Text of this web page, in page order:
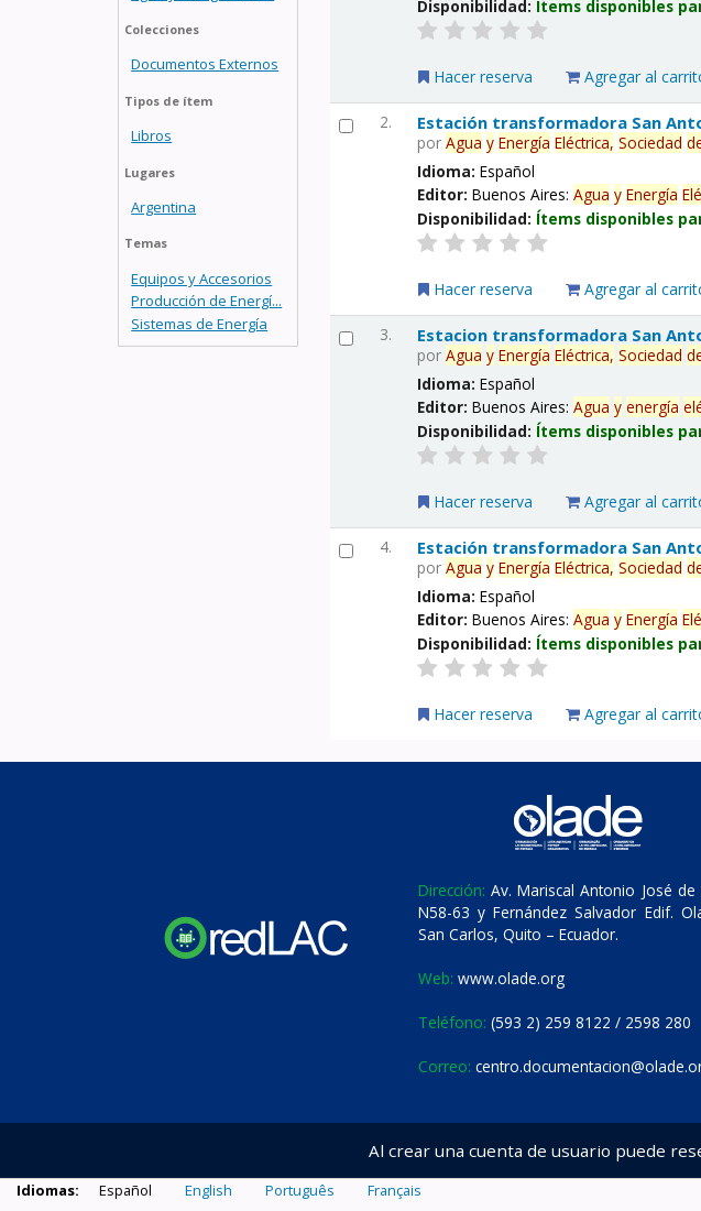
Colecciones
Documentos Externos
Tipos de ítem
Libros
Lugares
Argentina
Temas
Equipos y Accesorios
Producción de Energí...
Sistemas de Energía
Disponibilidad: Ítems disponibles
Hacer reserva Agregar al
2. Estación transformadora San
porAgua y Energía Eléctrica, Sociedad
Idioma:Español
Editor:Buenos Aires:Agua y Energía
Disponibilidad: Ítems disponibles
Hacer reserva Agregar al
3. Estacion transformadora San
porAgua y Energía Eléctrica, Sociedad
Idioma:Español
Editor:Buenos Aires:Agua y energía
Disponibilidad: Ítems disponibles
Hacer reserva Agregar al
4. Estación transformadora San
porAgua y Energía Eléctrica, Sociedad
Idioma:Español
Editor:Buenos Aires:Agua y Energía
Disponibilidad: Ítems disponibles
Hacer reserva Agregar al
Dirección: Av. Mariscal Antonio José de
N58-63 y Fernández Salvador Edif.
San Carlos, Quito – Ecuador.
Web: www.olade.org
Teléfono: (593 2) 259 8122 / 2598 280
Correo:
Al crear una cuenta de usuario puede
Idiomas: Español English Português Français